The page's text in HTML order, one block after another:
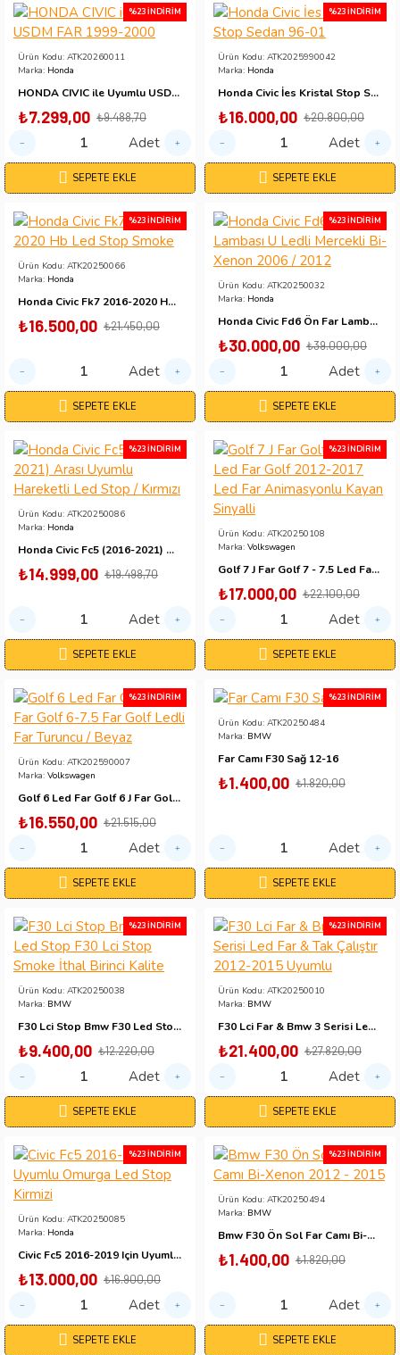
%23 İNDIRIM
Ürün Kodu: ATK20260011
Marka: Honda
HONDA CIVIC ile Uyumlu USDM FAR 1999-2000
₺7.299,00 ₺9.488,70
Adet
SEPETE EKLE
%23 İNDIRIM
Ürün Kodu: ATK2025990042
Marka: Honda
Honda Civic İes Kristal Stop Sedan 96-01
₺16.000,00 ₺20.800,00
Adet
SEPETE EKLE
%23 İNDIRIM
Ürün Kodu: ATK20250066
Marka: Honda
Honda Civic Fk7 2016-2020 Hb Led Stop Smoke
₺16.500,00 ₺21.450,00
Adet
SEPETE EKLE
%23 İNDIRIM
Ürün Kodu: ATK20250032
Marka: Honda
Honda Civic Fd6 Ön Far Lambası U Ledli Mercekli Bi-Xenon 2006 / 2012
₺30.000,00 ₺39.000,00
Adet
SEPETE EKLE
%23 İNDIRIM
Ürün Kodu: ATK20250086
Marka: Honda
Honda Civic Fc5 (2016-2021) Arası Uyumlu Hareketli Led Stop / Kırmızı
₺14.999,00 ₺19.498,70
Adet
SEPETE EKLE
%23 İNDIRIM
Ürün Kodu: ATK20250108
Marka: Volkswagen
Golf 7 J Far Golf 7 - 7.5 Led Far Golf 2012-2017 Led Far Animasyonlu Kayan Sinyalli
₺17.000,00 ₺22.100,00
Adet
SEPETE EKLE
%23 İNDIRIM
Ürün Kodu: ATK202590007
Marka: Volkswagen
Golf 6 Led Far Golf 6 J Far Golf 6-7.5 Far Golf Ledli Far Turuncu / Beyaz
₺16.550,00 ₺21.515,00
Adet
SEPETE EKLE
%23 İNDIRIM
Ürün Kodu: ATK20250484
Marka: BMW
Far Camı F30 Sağ 12-16
₺1.400,00 ₺1.820,00
Adet
SEPETE EKLE
%23 İNDIRIM
Ürün Kodu: ATK20250038
Marka: BMW
F30 Lci Stop Bmw F30 Led Stop F30 Lci Stop Smoke İthal Birinci Kalite
₺9.400,00 ₺12.220,00
Adet
SEPETE EKLE
%23 İNDIRIM
Ürün Kodu: ATK20250010
Marka: BMW
F30 Lci Far & Bmw 3 Serisi Led Far & Tak Çalıştır 2012-2015 Uyumlu
₺21.400,00 ₺27.820,00
Adet
SEPETE EKLE
%23 İNDIRIM
Ürün Kodu: ATK20250085
Marka: Honda
Civic Fc5 2016-2019 Için Uyumlu Omurga Led Stop Kirmizi
₺13.000,00 ₺16.900,00
Adet
SEPETE EKLE
%23 İNDIRIM
Ürün Kodu: ATK20250494
Marka: BMW
Bmw F30 Ön Sol Far Camı Bi-Xenon 2012 - 2015
₺1.400,00 ₺1.820,00
Adet
SEPETE EKLE